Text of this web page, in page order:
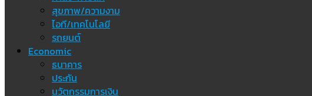
สุขภาพ/ความงาม
ไอที/เทคโนโลยี
รถยนต์
Economic
ธนาคาร
ประกัน
นวัตกรรมการเงิน